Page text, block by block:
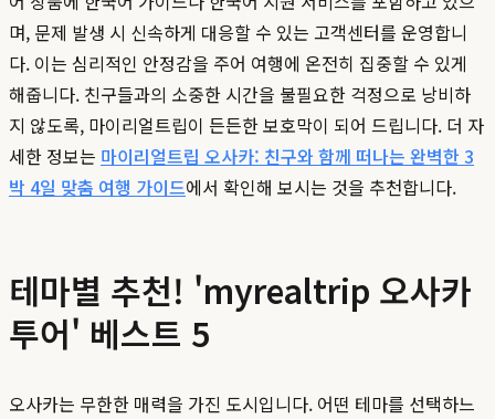
며, 문제 발생 시 신속하게 대응할 수 있는 고객센터를 운영합니
다. 이는 심리적인 안정감을 주어 여행에 온전히 집중할 수 있게
해줍니다. 친구들과의 소중한 시간을 불필요한 걱정으로 낭비하
지 않도록, 마이리얼트립이 든든한 보호막이 되어 드립니다. 더 자
세한 정보는 마이리얼트립 오사카: 친구와 함께 떠나는 완벽한 3
박 4일 맞춤 여행 가이드에서 확인해 보시는 것을 추천합니다.
테마별 추천! 'myrealtrip 오사카
투어' 베스트 5
오사카는 무한한 매력을 가진 도시입니다. 어떤 테마를 선택하느